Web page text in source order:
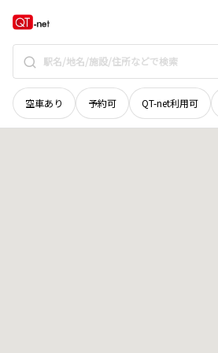
空車あり 予約可 QT-net利用可
香川県